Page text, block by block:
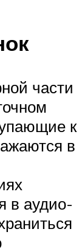
части
к
в
в аудио-